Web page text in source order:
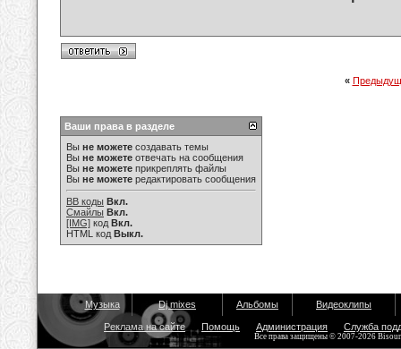
«
Ваши права в разделе
Вы не можете создавать темы
Вы не можете отвечать на сообщения
Вы не можете прикреплять файлы
Вы не можете редактировать сообщения
BB коды Вкл.
Смайлы Вкл.
[IMG] код Вкл.
HTML код Выкл.
Музыка Dj mixes Альбомы Видеоклипы
Реклама на сайте Помощь Администрация Служба
Все права защищены © 2007-2026